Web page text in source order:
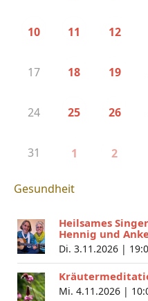
10 11 12
17 18 19
24 25 26
31 1 2
Gesundheit
Heilsames
Hennig und
Di. 3.11.2026 |
Mi. 4.11.2026 |